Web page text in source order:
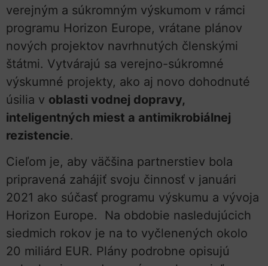
verejným a súkromným výskumom v rámci
programu Horizon Europe, vrátane plánov
nových projektov navrhnutých členskými
štátmi. Vytvárajú sa verejno-súkromné ​​
výskumné projekty, ako aj novo dohodnuté
úsilia v oblasti vodnej dopravy,
inteligentných miest a antimikrobiálnej
rezistencie.
Cieľom je, aby väčšina partnerstiev bola
pripravená zahájiť svoju činnosť v januári
2021 ako súčasť programu výskumu a vývoja
Horizon Europe. Na obdobie nasledujúcich
siedmich rokov je na to vyčlenených okolo
20 miliárd EUR. Plány podrobne opisujú